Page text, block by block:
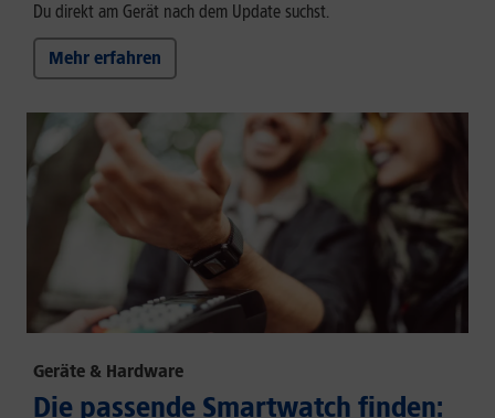
Du direkt am Gerät nach dem Update suchst.
Mehr erfahren
Geräte & Hardware
Die passende Smartwatch finden: